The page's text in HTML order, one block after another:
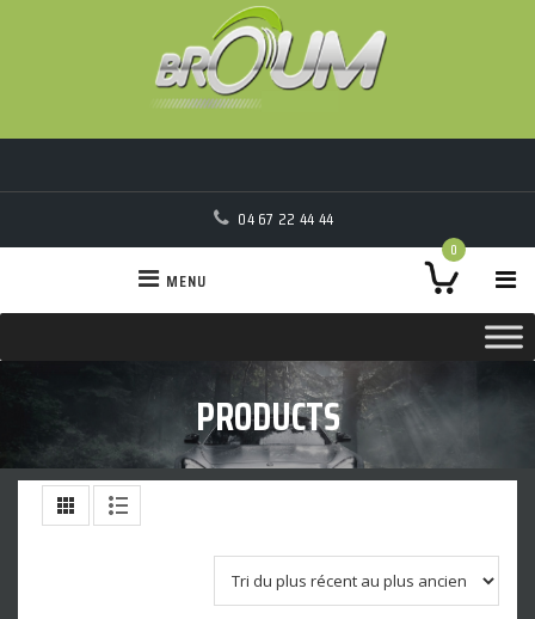
04 67 22 44 44
0
MENU
PRODUCTS